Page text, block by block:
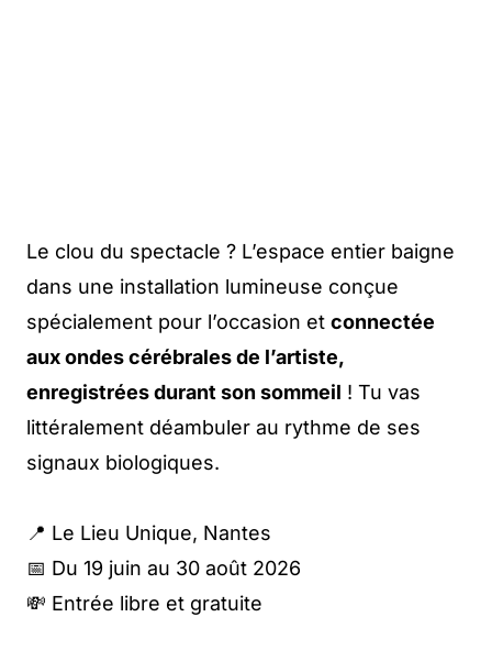
Le clou du spectacle ? L’espace entier baigne
dans une installation lumineuse conçue
spécialement pour l’occasion et connectée
aux ondes cérébrales de l’artiste,
enregistrées durant son sommeil ! Tu vas
littéralement déambuler au rythme de ses
signaux biologiques.
📍 Le Lieu Unique, Nantes
📅 Du 19 juin au 30 août 2026
💸 Entrée libre et gratuite